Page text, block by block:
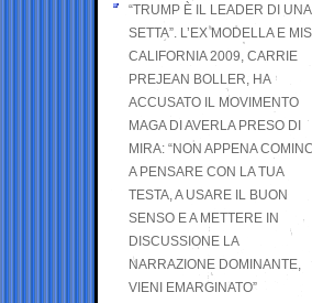
“TRUMP È IL LEADER DI UNA
SETTA”. L’EX MODELLA E
CALIFORNIA 2009, CARRIE
PREJEAN BOLLER, HA
ACCUSATO IL MOVIMENTO
MAGA DI AVERLA PRESO DI
MIRA: “NON APPENA COMINCI
A PENSARE CON LA TUA
TESTA, A USARE IL BUON
SENSO E A METTERE IN
DISCUSSIONE LA
NARRAZIONE DOMINANTE,
VIENI EMARGINATO”